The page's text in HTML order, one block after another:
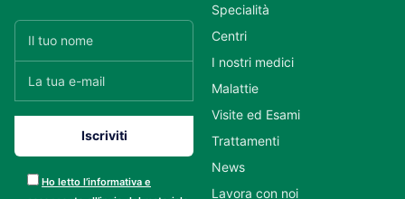
Ho letto l’informativa e
Specialità
Centri
I nostri medici
Malattie
Visite ed Esami
Trattamenti
News
Lavora con noi